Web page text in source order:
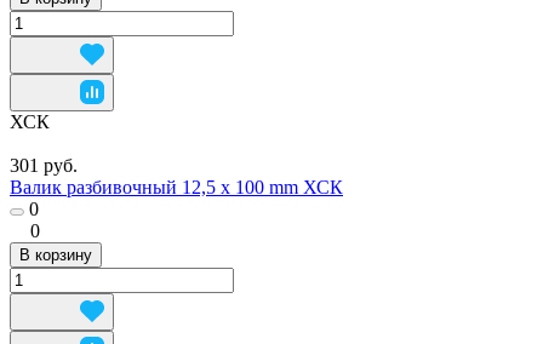
ХСК
301 руб.
Валик разбивочный 12,5 х 100 mm ХСК
0
0
В корзину